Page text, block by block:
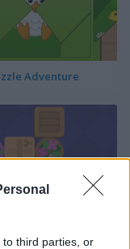
third parties, or
Adventure